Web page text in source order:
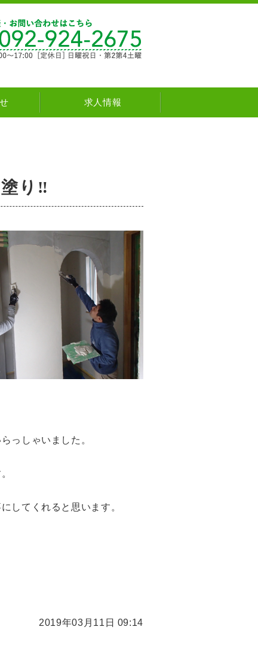
新築・注文住宅・リフォーム natural house
求人情報
り‼
っしゃいました。
してくれると思います。
2019年03月11日 09:14